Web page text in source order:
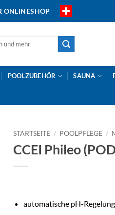
ONLINESHOP
POOLZUBEHÖR SAUNA
STARTSEITE / POOLPFLEGE /
CCEI Phileo
automatische pH-Regelung